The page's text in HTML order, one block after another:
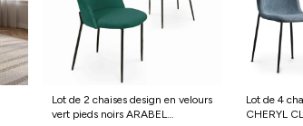
Lot de 2 chaises design en velours
vert pieds noirs ARABEL
Lot de 4
CHERYL